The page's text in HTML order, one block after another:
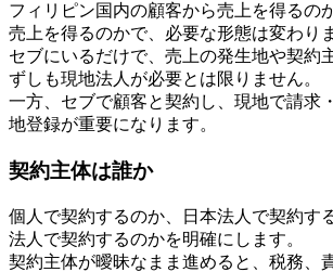
フィリピン国内の顧客から売上を得るの
売上を得るのかで、必要な形態は変わり
セブにいるだけで、売上の発生地や契約
ずしも現地法人が必要とは限りません。
一方、セブで顧客と契約し、現地で請求
地登録が重要になります。
契約主体は誰か
個人で契約するのか、日本法人で契約す
法人で契約するのかを明確にします。
契約主体が曖昧なまま進めると、税務、